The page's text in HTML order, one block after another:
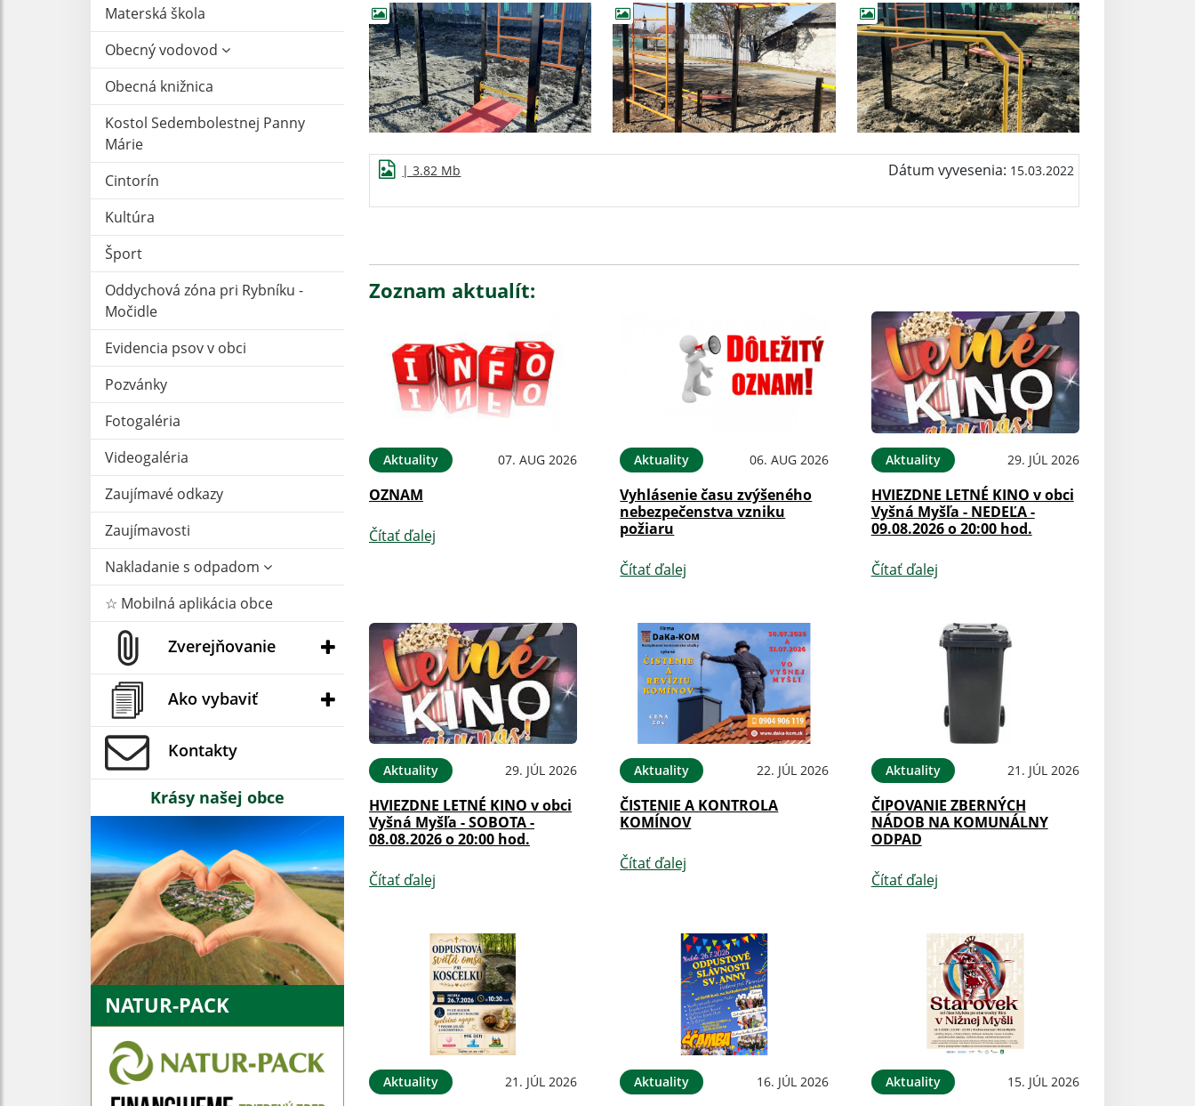
Materská škola
Obecný vodovod
Obecná knižnica
Kostol Sedembolestnej Panny
Márie
Cintorín
Kultúra
Šport
Oddychová zóna pri Rybníku -
Močidle
Evidencia psov v obci
Pozvánky
Fotogaléria
Videogaléria
Zaujímavé odkazy
Zaujímavosti
Nakladanie s odpadom
☆ Mobilná aplikácia obce
Zverejňovanie
Ako vybaviť
Kontakty
Krásy našej obce
NATUR-PACK
| 3.82 Mb Dátum vyvesenia: 15.03.2022
Zoznam aktualít:
Aktuality 07. AUG 2026
OZNAM
Čítať ďalej
Aktuality 06. AUG 2026
Vyhlásenie času zvýšeného
nebezpečenstva vzniku
požiaru
Čítať ďalej
Aktuality 29. JÚL 2026
HVIEZDNE LETNÉ KINO v obci
Vyšná Myšľa - NEDEĽA -
09.08.2026 o 20:00 hod.
Čítať ďalej
Aktuality 29. JÚL 2026
HVIEZDNE LETNÉ KINO v obci
Vyšná Myšľa - SOBOTA -
08.08.2026 o 20:00 hod.
Čítať ďalej
Aktuality 22. JÚL 2026
ČISTENIE A KONTROLA
KOMÍNOV
Čítať ďalej
Aktuality 21. JÚL 2026
ČIPOVANIE ZBERNÝCH
NÁDOB NA KOMUNÁLNY
ODPAD
Čítať ďalej
Aktuality 21. JÚL 2026 Aktuality 16. JÚL 2026 Aktuality 15. JÚL 2026